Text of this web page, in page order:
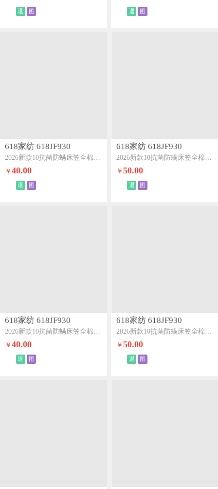
退 图 退 图
618家纺 618JF930
2026新款10抗菌防螨床笠全棉100Spro单床笠月光灰
￥40.00
退 图
618家纺 618JF930
2026新款10抗菌防螨床笠全棉100Spro单床笠本白
￥ 50.00
退 图
618家纺 618JF930
2026新款10抗菌防螨床笠全棉100Spro单床笠薰衣草
￥40.00
退 图
618家纺 618JF930
2026新款10抗菌防螨床笠全棉100Spro单床笠虾粉
￥ 50.00
退 图